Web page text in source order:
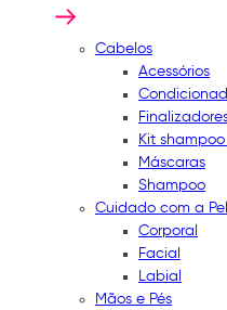
Cabelos
Acessórios
Kit
Máscaras
Shampoo
Cuidado com a
Corporal
Facial
Labial
Mãos e Pés